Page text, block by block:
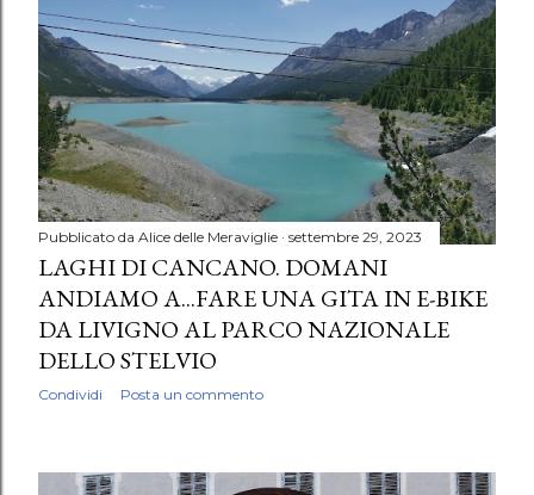
Pubblicato da Alice delle Meraviglie settembre 29, 2023
LAGHI DI CANCANO. DOMANI
ANDIAMO A...FARE UNA GITA IN E-BIKE
DA LIVIGNO AL PARCO NAZIONALE
DELLO STELVIO
Condividi Posta un commento